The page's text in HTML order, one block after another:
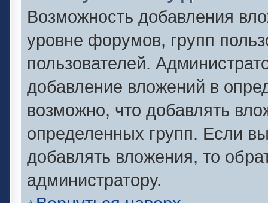
Возможность добавления
уровне форумов, групп
пользователей.
добавление вложений в
возможно, что добавлять
определенных групп. Если
добавлять вложения, то
администратору.